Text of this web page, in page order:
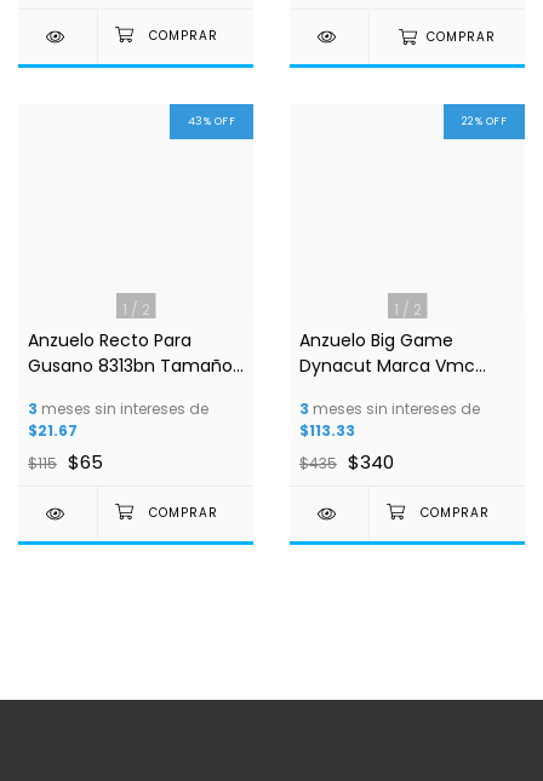
COMPRAR
1 / 2
43% OFF
Anzuelo Recto Para
Gusano 8313bn Tamaño
3 meses sin intereses de
$21.67
$115 $65
1 / 2
22% OFF
Anzuelo Big Game
Dynacut Marca Vmc
7/0
3 meses sin intereses de
$113.33
$435 $340